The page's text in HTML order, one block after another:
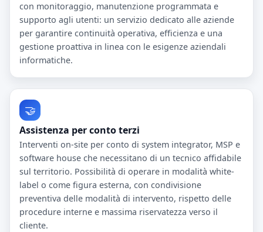
con monitoraggio, manutenzione programmata e
supporto agli utenti: un servizio dedicato alle aziende
per garantire continuità operativa, efficienza e una
gestione proattiva in linea con le esigenze aziendali
informatiche.
🤝
Assistenza per conto terzi
Interventi on-site per conto di system integrator, MSP e
software house che necessitano di un tecnico affidabile
sul territorio. Possibilità di operare in modalità white-
label o come figura esterna, con condivisione
preventiva delle modalità di intervento, rispetto delle
procedure interne e massima riservatezza verso il
cliente.